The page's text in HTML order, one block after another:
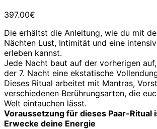
397.00€
Die erhältst die Anleitung, wie du mit
Nächten Lust, Intimität und eine
erleben kannst.
Jede Nacht baut auf der vorherigen
der 7. Nacht eine ekstatische
Dieses Ritual arbeitet mit Mantras,
verschiedenen Berührungsarten, die
Welt eintauchen lässt.
Voraussetzung für dieses Paar-Ritual
Erwecke deine Energie